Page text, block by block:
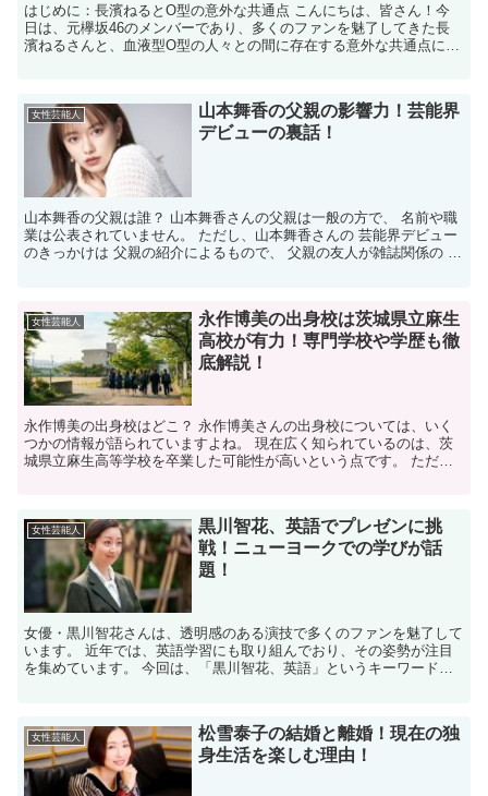
はじめに：長濱ねるとO型の意外な共通点 こんにちは、皆さん！今
日は、元欅坂46のメンバーであり、多くのファンを魅了してきた長
濱ねるさんと、血液型O型の人々との間に存在する意外な共通点につ
女性芸能人
山本舞香の父親の影響力！芸能界
デビューの裏話！
山本舞香の父親は誰？ 山本舞香さんの父親は一般の方で、 名前や職
業は公表されていません。 ただし、山本舞香さんの 芸能界デビュー
のきっかけは 父親の紹介によるもので、 父親の友人が雑誌関係の 仕
女性芸能人
永作博美の出身校は茨城県立麻生
高校が有力！専門学校や学歴も徹
底解説！
永作博美の出身校はどこ？ 永作博美さんの出身校については、いく
つかの情報が語られていますよね。 現在広く知られているのは、茨
城県立麻生高等学校を卒業した可能性が高いという点です。 ただ
女性芸能人
黒川智花、英語でプレゼンに挑
戦！ニューヨークでの学びが話
題！
女優・黒川智花さんは、透明感のある演技で多くのファンを魅了して
います。 近年では、英語学習にも取り組んでおり、その姿勢が注目
を集めています。 今回は、「黒川智花、英語」というキーワードに
女性芸能人
松雪泰子の結婚と離婚！現在の独
身生活を楽しむ理由！